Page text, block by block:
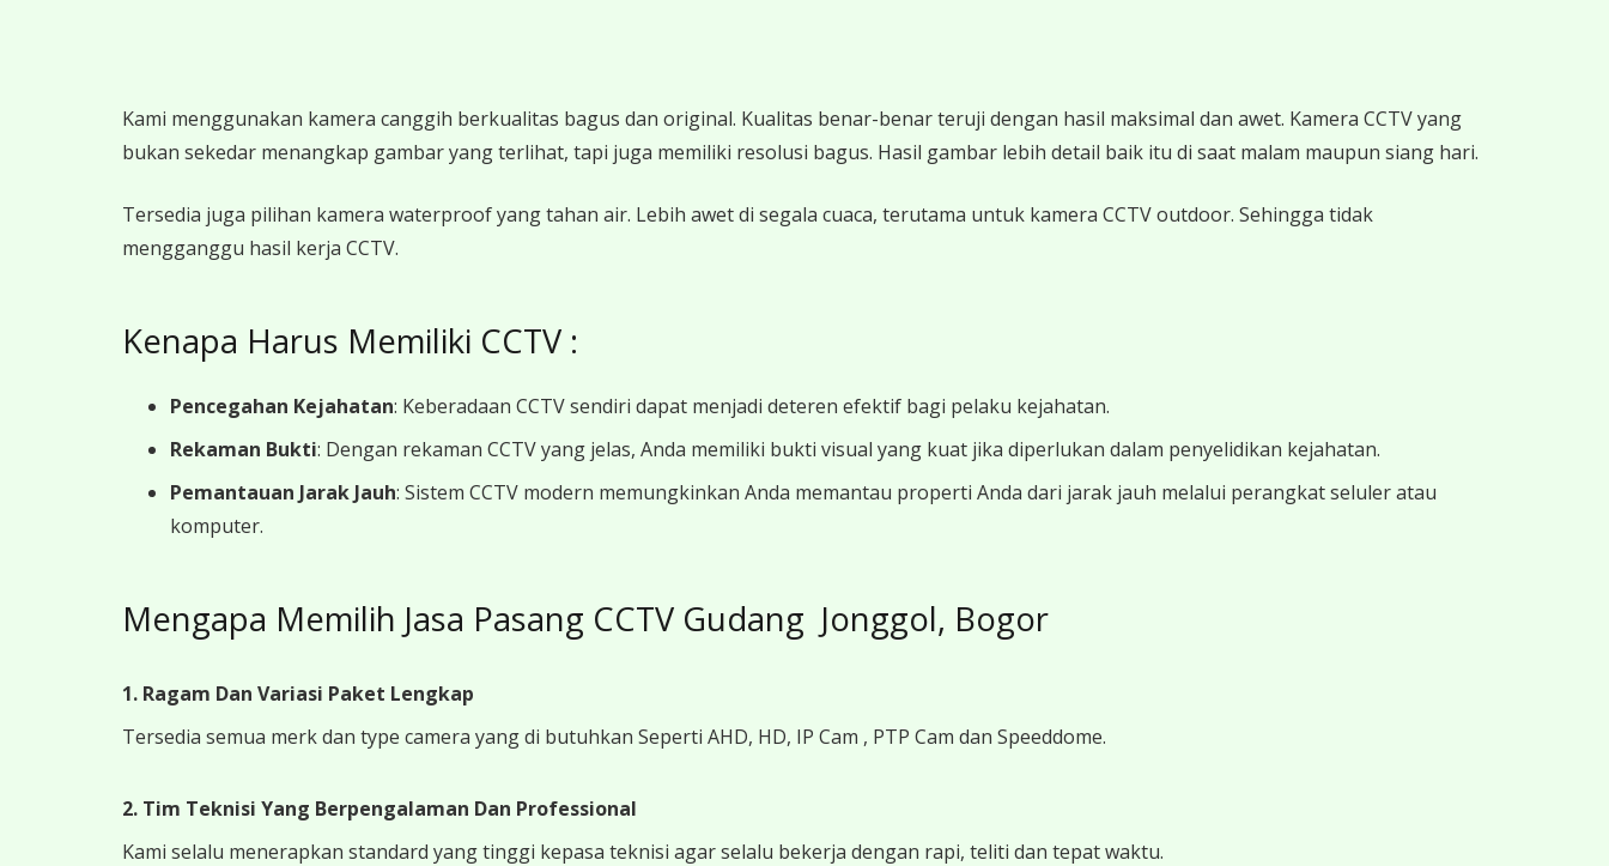
Kami menggunakan kamera canggih berkualitas bagus dan original. Kualitas benar-benar teruji dengan hasil maksimal dan awet. Kamera CCTV yang
bukan sekedar menangkap gambar yang terlihat, tapi juga memiliki resolusi bagus. Hasil gambar lebih detail baik itu di saat malam maupun siang hari.
Tersedia juga pilihan kamera waterproof yang tahan air. Lebih awet di segala cuaca, terutama untuk kamera CCTV outdoor. Sehingga tidak
mengganggu hasil kerja CCTV.
Kenapa Harus Memiliki CCTV :
Pencegahan Kejahatan: Keberadaan CCTV sendiri dapat menjadi deteren efektif bagi pelaku kejahatan.
Rekaman Bukti: Dengan rekaman CCTV yang jelas, Anda memiliki bukti visual yang kuat jika diperlukan dalam penyelidikan kejahatan.
Pemantauan Jarak Jauh: Sistem CCTV modern memungkinkan Anda memantau properti Anda dari jarak jauh melalui perangkat seluler atau
komputer.
Mengapa Memilih Jasa Pasang CCTV Gudang Jonggol, Bogor
1. Ragam Dan Variasi Paket Lengkap
Tersedia semua merk dan type camera yang di butuhkan Seperti AHD, HD, IP Cam , PTP Cam dan Speeddome.
2. Tim Teknisi Yang Berpengalaman Dan Professional
Kami selalu menerapkan standard yang tinggi kepasa teknisi agar selalu bekerja dengan rapi, teliti dan tepat waktu.